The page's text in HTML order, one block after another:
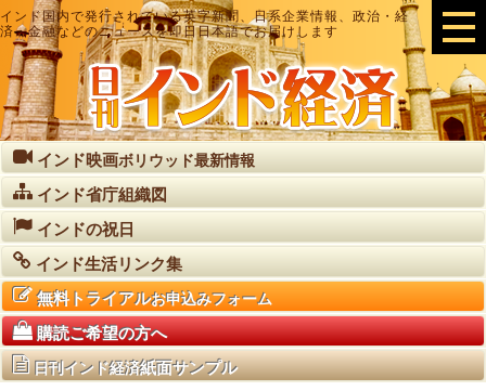
インド国内で発行されている英字新聞、日系企業情報、政治・経
済・金融などのニュースを即日日本語でお届けします
インド映画ボリウッド最新情報
インド省庁組織図
インドの祝日
インド生活リンク集
無料トライアルお申込みフォーム
購読ご希望の方へ
日刊インド経済紙面サンプル